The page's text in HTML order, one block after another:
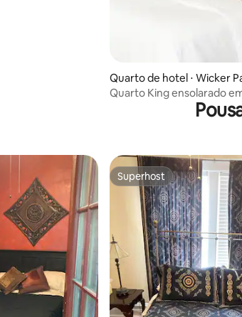
Quarto de hotel ⋅ Wicker
Quarto King ensolarado
boutique em Wicker Park
Superhost
Superhost